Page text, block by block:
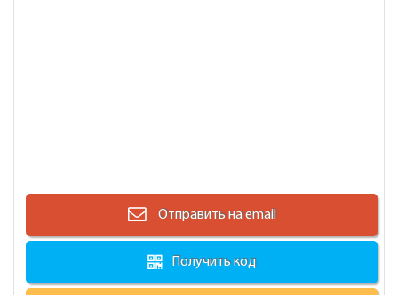
Отправить на email
Получить код